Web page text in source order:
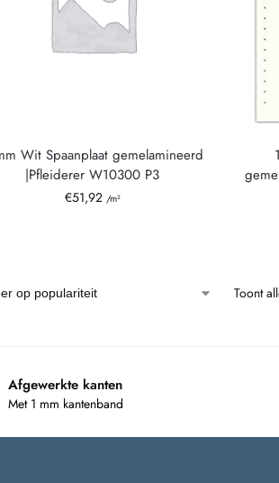
Wit Spaanplaat gemelamineerd
|Pfleiderer W10300 P3
€51,92 /m²
Toont
Afgewerkte kanten
Met 1 mm kantenband